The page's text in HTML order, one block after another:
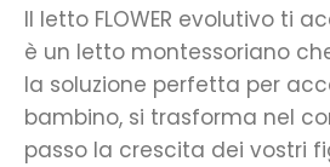
Il letto FLOWER evolutivo ti
è un letto montessoriano
la soluzione perfetta per
bambino, si trasforma nel
passo la crescita dei vostri